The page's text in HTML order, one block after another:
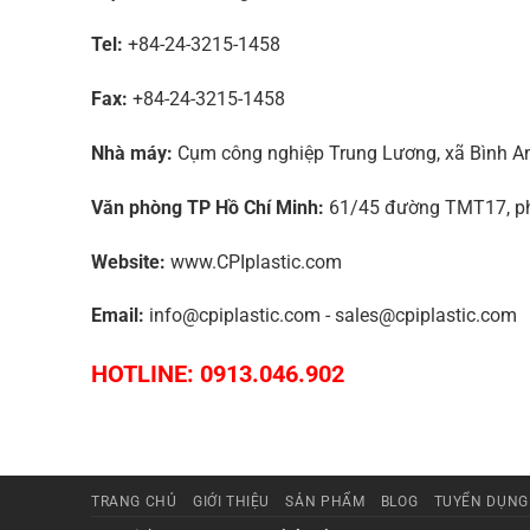
Tel: +84-24-3215-1458
Fax: +84-24-3215-1458
Nhà máy: Cụm công nghiệp Trung Lương, xã Bình
Văn phòng TP Hồ Chí Minh: 61/45 đường TMT17,
Website: www.CPIplastic.com
Email: info@cpiplastic.com - sales@cpiplastic.com
HOTLINE: 0913.046.902
TRANG CHỦ GIỚI THIỆU SẢN PHẨM BLOG TUYỂN DỤNG